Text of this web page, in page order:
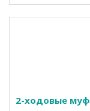
2-ходовые